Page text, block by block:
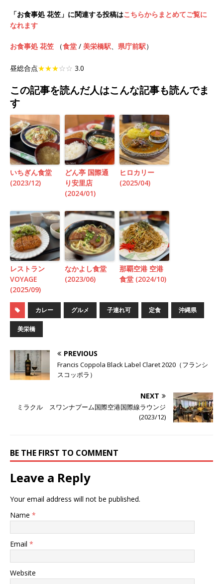
「お食事処 花笠」に関連する投稿はこちらからまとめてご覧に
なれます
お食事処 花笠 （食堂 / 美栄橋駅、 県庁前駅）
昼総合点★★★☆☆ 3.0
この記事を読んだ人はこんな記事も読んでま
す
いちぎん食堂
(2023/12)
どん亭 国際通
り安里店
(2024/01)
ヒロカリー
(2025/04)
レストラン
VOYAGE
(2025/09)
なかよし食堂
(2023/06)
那覇空港 空港
食堂 (2024/10)
カレー グルメ 子連れ可 定食 沖縄県
美栄橋
PREVIOUS
Francis Coppola Black Label Claret 2020（フランシ
スコッポラ）
NEXT
ミラクル スワンナプーム国際空港国際線ラウンジ
(2023/12)
BE THE FIRST TO COMMENT
Leave a Reply
Your email address will not be published.
Name *
Email *
Website